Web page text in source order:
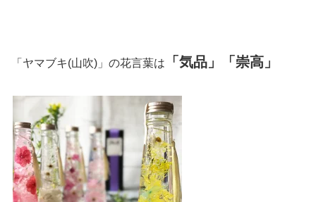
「ヤマブキ(山吹)」の花言葉は 「気品」「崇高」